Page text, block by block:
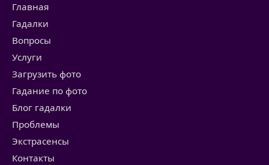
Главная
Гадалки
Вопросы
Услуги
Загрузить фото
Гадание по фото
Блог гадалки
Проблемы
Экстрасенсы
Контакты